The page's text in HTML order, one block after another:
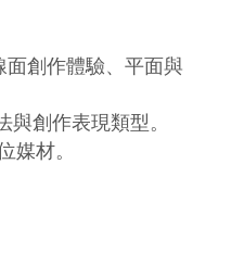
面創作體驗、平面與
創作表現類型。
材。